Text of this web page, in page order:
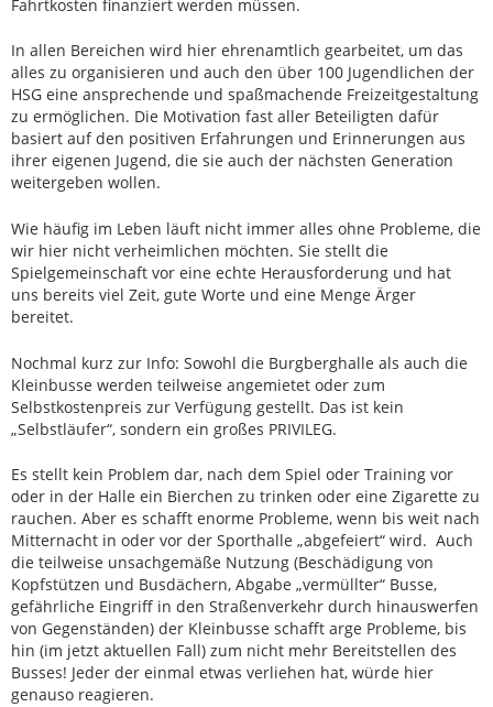
Fahrtkosten finanziert werden müssen.
In allen Bereichen wird hier ehrenamtlich gearbeitet, um das
alles zu organisieren und auch den über 100 Jugendlichen der
HSG eine ansprechende und spaßmachende Freizeitgestaltung
zu ermöglichen. Die Motivation fast aller Beteiligten dafür
basiert auf den positiven Erfahrungen und Erinnerungen aus
ihrer eigenen Jugend, die sie auch der nächsten Generation
weitergeben wollen.
Wie häufig im Leben läuft nicht immer alles ohne Probleme, die
wir hier nicht verheimlichen möchten. Sie stellt die
Spielgemeinschaft vor eine echte Herausforderung und hat
uns bereits viel Zeit, gute Worte und eine Menge Ärger
bereitet.
Nochmal kurz zur Info: Sowohl die Burgberghalle als auch die
Kleinbusse werden teilweise angemietet oder zum
Selbstkostenpreis zur Verfügung gestellt. Das ist kein
„Selbstläufer“, sondern ein großes PRIVILEG.
Es stellt kein Problem dar, nach dem Spiel oder Training vor
oder in der Halle ein Bierchen zu trinken oder eine Zigarette zu
rauchen. Aber es schafft enorme Probleme, wenn bis weit nach
Mitternacht in oder vor der Sporthalle „abgefeiert“ wird. Auch
die teilweise unsachgemäße Nutzung (Beschädigung von
Kopfstützen und Busdächern, Abgabe „vermüllter“ Busse,
gefährliche Eingriff in den Straßenverkehr durch hinauswerfen
von Gegenständen) der Kleinbusse schafft arge Probleme, bis
hin (im jetzt aktuellen Fall) zum nicht mehr Bereitstellen des
Busses! Jeder der einmal etwas verliehen hat, würde hier
genauso reagieren.